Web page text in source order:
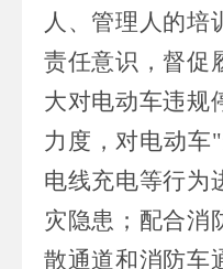
人、管理人的培
责任意识，督促
大对电动车违规
力度，对电动车"
电线充电等行为
灾隐患 ；配合消
散通道和消防车